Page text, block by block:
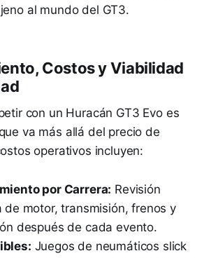
al mundo del GT3.
Costos y Viabilidad
con un Huracán GT3 Evo es
va más allá del precio de
operativos incluyen:
por Carrera: Revisión
de motor, transmisión, frenos y
después de cada evento.
Juegos de neumáticos slick